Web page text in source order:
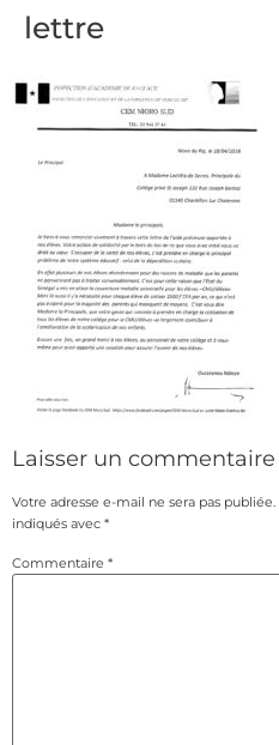
lettre
Laisser un commentaire
Votre adresse e-mail ne sera pas publiée.
indiqués avec *
Commentaire *